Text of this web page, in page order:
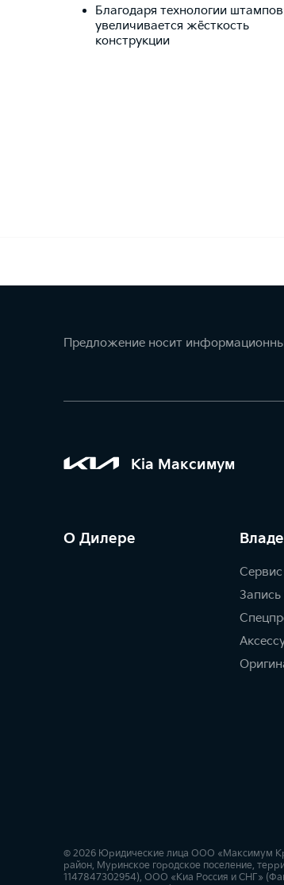
Благодаря технологии
увеличивается жёсткость
конструкции
Предложение носит
Kia Максимум
О Дилере
Запись
© 2026 Юридические лица ООО «Максимум
район, Муринское городское поселение,
1147847302954), ООО «Киа Россия и СНГ»